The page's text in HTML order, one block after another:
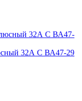
32А С ВА47-29